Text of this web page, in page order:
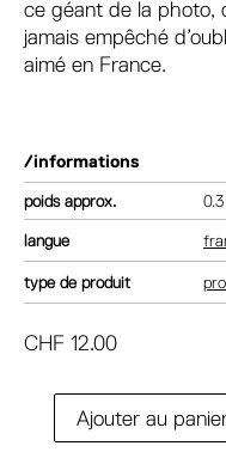
ce géant de la photo,
jamais empêché
aimé en France.
/informations
poids
langue
type de produit
CHF 12.00
quantitéAjouter au